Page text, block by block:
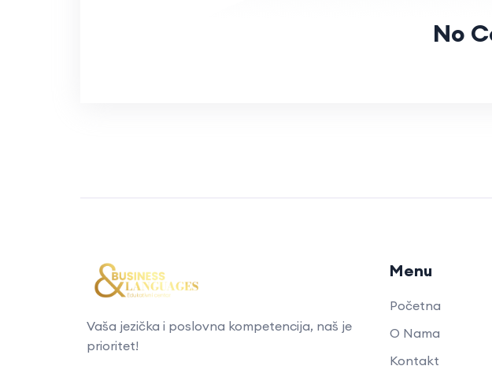
No
Vaša jezička i poslovna kompetencija, naš je
prioritet!
Menu
Početna
O Nama
Kontakt